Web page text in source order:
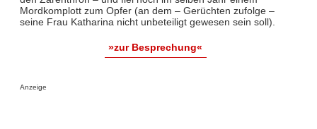
Mordkomplott zum Opfer (an dem – Gerüchten zufolge –
seine Frau Katharina nicht unbeteiligt gewesen sein soll).
»zur Besprechung«
Anzeige